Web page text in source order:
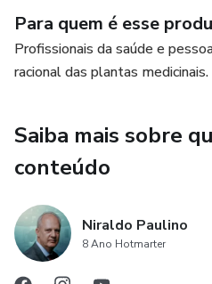
Para quem é esse
Profissionais da saúde e
racional das plantas medicinais.
Saiba mais sobre
conteúdo
Niraldo Paulino
8 Ano Hotmarter